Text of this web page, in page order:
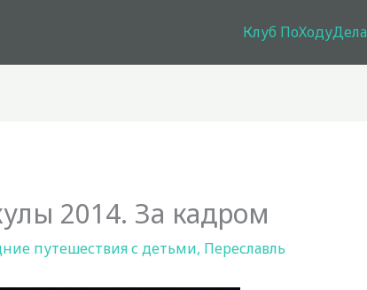
Клуб ПоХодуДела
2014. За кадром
путешествия с детьми, Переславль